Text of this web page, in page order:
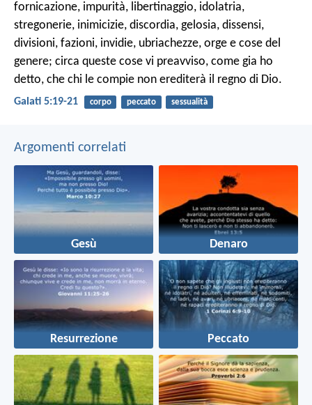
fornicazione, impurità, libertinaggio, idolatria,
stregonerie, inimicizie, discordia, gelosia, dissensi,
divisioni, fazioni, invidie, ubriachezze, orge e cose del
genere; circa queste cose vi preavviso, come gia ho
detto, che chi le compie non erediterà il regno di Dio.
Galati 5:19-21 corpo peccato sessualità
Argomenti correlati
Gesù Denaro
Resurrezione Peccato